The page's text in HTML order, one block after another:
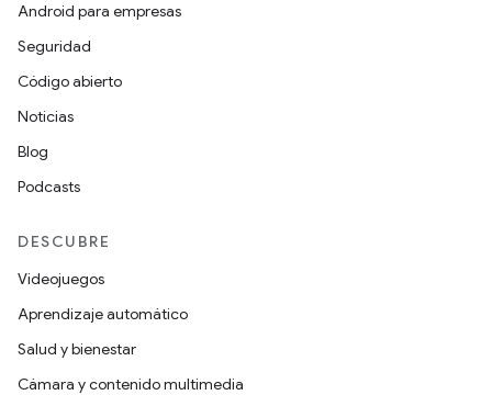
Android para empresas
Seguridad
Código abierto
Noticias
Blog
Podcasts
DESCUBRE
Videojuegos
Aprendizaje automático
Salud y bienestar
Cámara y contenido multimedia